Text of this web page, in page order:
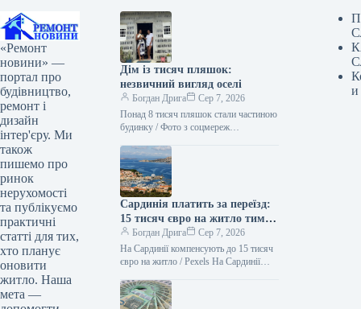
«Ремонт
новини» —
портал про
будівництво,
ремонт і
дизайн
інтер'єру. Ми
також
пишемо про
ринок
нерухомості
та публікуємо
практичні
статті для тих,
хто планує
оновити
житло. Наша
мета —
Дім із тисяч пляшок:
незвичний вигляд оселі
Богдан Дрига
Сер 7, 2026
Понад 8 тисяч пляшок стали частиною
будинку / Фото з соцмереж
мати й донька звели будинок…
Сардинія платить за переїзд:
15 тисяч євро на житло тим,
хто купить дім
Богдан Дрига
Сер 7, 2026
На Сардинії компенсують до 15 тисяч
євро на житло / Pexels На Сардинії
ремонт житла…
и